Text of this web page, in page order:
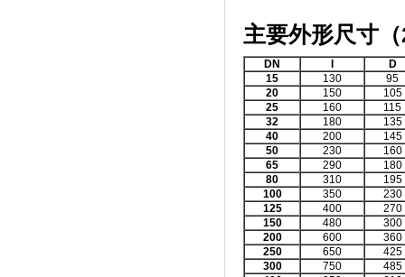
主要外形尺寸（
DN
D
15
130
95
20
150
105
25
160
115
32
180
135
40
200
145
50
230
160
65
290
180
80
310
195
100
350
230
125
400
270
150
480
300
200
600
360
250
650
425
300
750
485